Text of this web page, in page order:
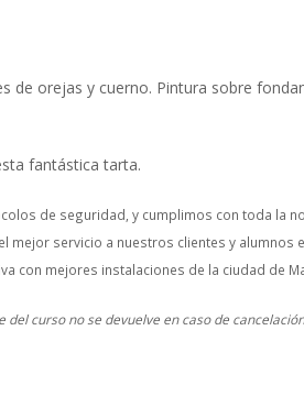
de orejas y cuerno. Pintura sobre
fantástica tarta.
de seguridad, y cumplimos con toda la
mejor servicio a nuestros clientes y alumnos
con mejores instalaciones de la ciudad de
curso no se devuelve en caso de